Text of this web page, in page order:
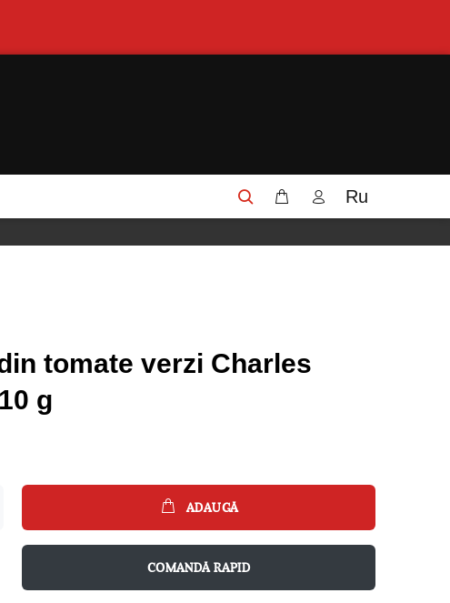
Ru
tomate verzi Charles
g
ADAUGĂ
COMANDĂ RAPID